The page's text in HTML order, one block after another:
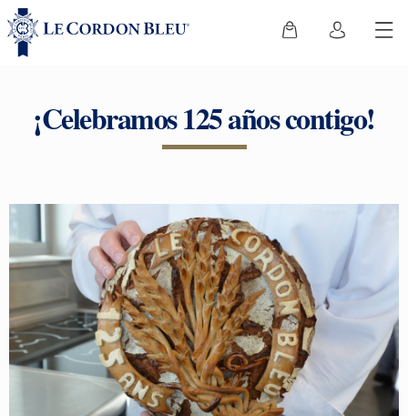
¡Celebramos 125 años contigo!